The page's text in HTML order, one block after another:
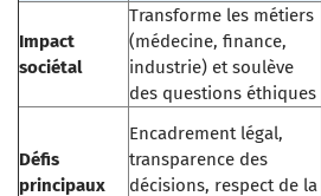
Impact
sociétal
Transforme les métiers
(médecine, finance,
industrie) et soulève
des questions éthiques
Défis
principaux
Encadrement légal,
transparence des
décisions, respect de la